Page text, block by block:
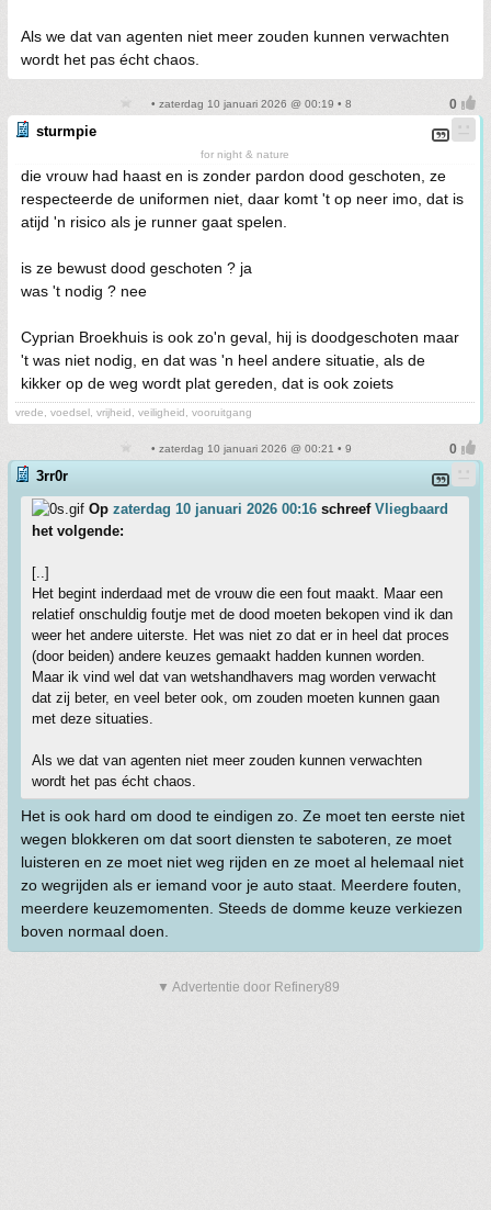
Als we dat van agenten niet meer zouden kunnen verwachten
wordt het pas écht chaos.
• zaterdag 10 januari 2026 @ 00:19 • 8
sturmpie
for night & nature
die vrouw had haast en is zonder pardon dood geschoten, ze
respecteerde de uniformen niet, daar komt 't op neer imo, dat is
atijd 'n risico als je runner gaat spelen.
is ze bewust dood geschoten ? ja
was 't nodig ? nee
Cyprian Broekhuis is ook zo'n geval, hij is doodgeschoten maar
't was niet nodig, en dat was 'n heel andere situatie, als de
kikker op de weg wordt plat gereden, dat is ook zoiets
vrede, voedsel, vrijheid, veiligheid, vooruitgang
• zaterdag 10 januari 2026 @ 00:21 • 9
3rr0r
Op zaterdag 10 januari 2026 00:16 schreef Vliegbaard
het volgende:
[..]
Het begint inderdaad met de vrouw die een fout maakt. Maar een
relatief onschuldig foutje met de dood moeten bekopen vind ik dan
weer het andere uiterste. Het was niet zo dat er in heel dat proces
(door beiden) andere keuzes gemaakt hadden kunnen worden.
Maar ik vind wel dat van wetshandhavers mag worden verwacht
dat zij beter, en veel beter ook, om zouden moeten kunnen gaan
met deze situaties.
Als we dat van agenten niet meer zouden kunnen verwachten
wordt het pas écht chaos.
Het is ook hard om dood te eindigen zo. Ze moet ten eerste niet
wegen blokkeren om dat soort diensten te saboteren, ze moet
luisteren en ze moet niet weg rijden en ze moet al helemaal niet
zo wegrijden als er iemand voor je auto staat. Meerdere fouten,
meerdere keuzemomenten. Steeds de domme keuze verkiezen
boven normaal doen.
▼ Advertentie door Refinery89